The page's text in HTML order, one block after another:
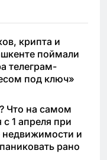
крипта и
поймали
телеграм-
под ключ»
Что на самом
1 апреля при
и
рано